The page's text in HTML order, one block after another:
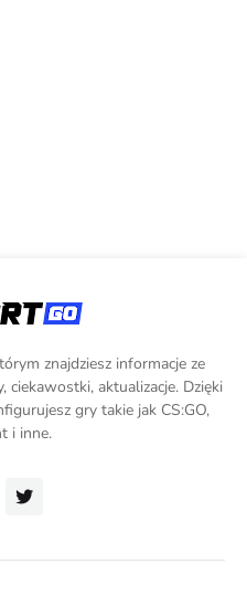
znajdziesz informacje ze
aktualizacje. Dzięki
gry takie jak CS:GO,
i inne.